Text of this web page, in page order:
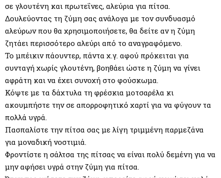
σε γλουτένη και πρωτεΐνες, αλεύρια για πίτσα.
Δουλεύοντας τη ζύμη σας ανάλογα με τον συνδυασμό
αλεύρων που θα χρησιμοποιήσετε, θα δείτε αν η ζύμη
ζητάει περισσότερο αλεύρι από το αναγραφόμενο.
Το μπέικιν πάουντερ, πάντα χ.γ. αφού πρόκειται για
συνταγή χωρίς γλουτένη, βοηθάει ώστε η ζύμη να γίνει
αφράτη και να έχει συνοχή στο φούσκωμα.
Κόψτε με τα δάχτυλα τη φρέσκια μοτσαρέλα κι
ακουμπήστε την σε απορροφητικό χαρτί για να φύγουν τα
πολλά υγρά.
Πασπαλίστε την πίτσα σας με λίγη τριμμένη παρμεζάνα
για μοναδική νοστιμιά.
Φροντίστε η σάλτσα της πίτσας να είναι πολύ δεμένη για να
μην αφήσει υγρά στην ζύμη για πίτσα.